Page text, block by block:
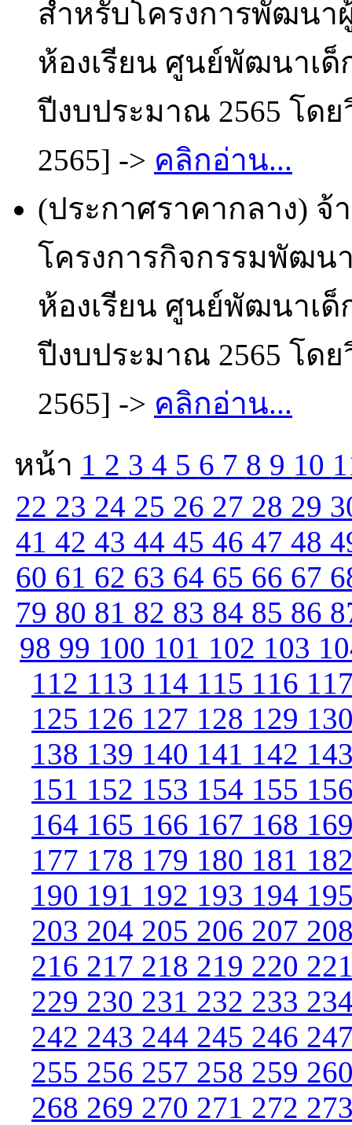
สำหรับโครงการพัฒนา
ห้องเรียน ศูนย์พัฒนาเด็
ปีงบประมาณ 2565 โดย
2565] -> คลิกอ่าน...
(ประกาศราคากลาง) จ้
โครงการกิจกรรมพัฒน
ห้องเรียน ศูนย์พัฒนาเด็
ปีงบประมาณ 2565 โดย
2565] -> คลิกอ่าน...
หน้า 1 2 3 4 5 6 7 8 9 10
22 23 24 25 26 27 28 29
41 42 43 44 45 46 47 48
60 61 62 63 64 65 66 67
79 80 81 82 83 84 85 86
98 99 100 101 102 103
112 113 114 115 116
125 126 127 128 129
138 139 140 141 142
151 152 153 154 155
164 165 166 167 168
177 178 179 180 181
190 191 192 193 194
203 204 205 206 207
216 217 218 219 220
229 230 231 232 233
242 243 244 245 246
255 256 257 258 259
268 269 270 271 272